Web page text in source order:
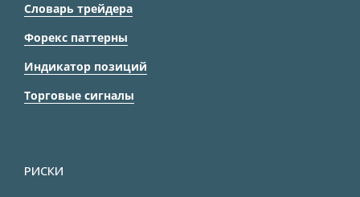
Словарь трейдера
Форекс паттерны
Индикатор позиций
Торговые сигналы
РИСКИ